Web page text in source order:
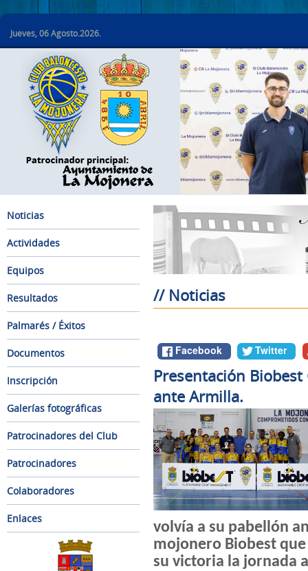
Jueves, 06 Agosto.2026.
Noticias
Actividades
Equipos
Resultados
Palmarés / Éxitos
Documentos
Inscripción
Galerías fotográficas
Patrocinadores del Club
Patrocinadores
Colaboradores
Enlaces
// Noticias
Facebook Twitter
Presentación
ante Armilla.
volvía a su pabellón
mojonero Biobest
su victoria la jornada